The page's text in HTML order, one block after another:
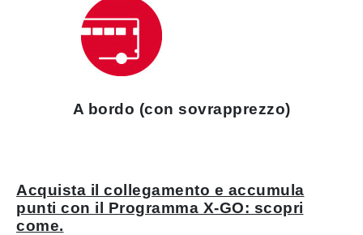
A bordo (con sovrapprezzo)
Acquista il collegamento e accumula
punti con il Programma X-GO: scopri
come.